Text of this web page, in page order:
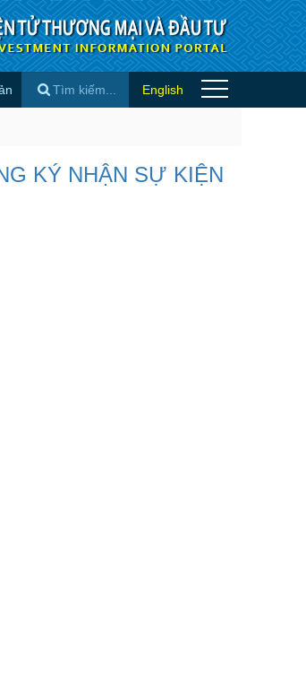
tử” - Hội thảo - Đào tạo
English
KÝ NHẬN SỰ KIỆN